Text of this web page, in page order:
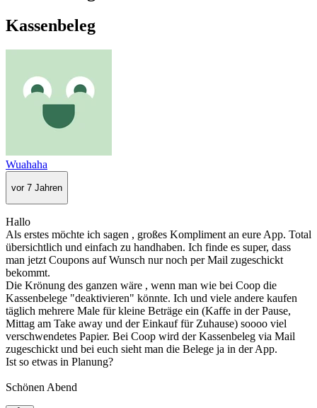
Kassenbeleg
Wuahaha
vor 7 Jahren
Hallo
Als erstes möchte ich sagen , großes Kompliment an eure App. Total
übersichtlich und einfach zu handhaben. Ich finde es super, dass
man jetzt Coupons auf Wunsch nur noch per Mail zugeschickt
bekommt.
Die Krönung des ganzen wäre , wenn man wie bei Coop die
Kassenbelege "deaktivieren" könnte. Ich und viele andere kaufen
täglich mehrere Male für kleine Beträge ein (Kaffe in der Pause,
Mittag am Take away und der Einkauf für Zuhause) soooo viel
verschwendetes Papier. Bei Coop wird der Kassenbeleg via Mail
zugeschickt und bei euch sieht man die Belege ja in der App.
Ist so etwas in Planung?
Schönen Abend